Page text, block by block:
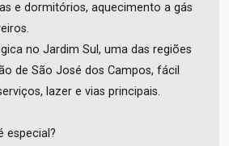
e dormitórios, aquecimento a gás
no Jardim Sul, uma das regiões
de São José dos Campos, fácil
lazer e vias principais.
especial?